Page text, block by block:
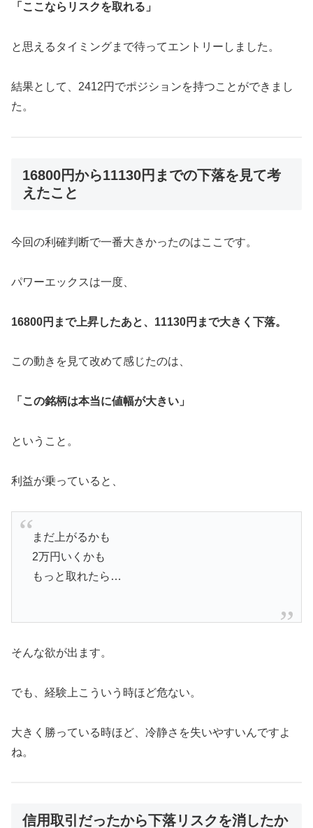
「ここならリスクを取れる」
と思えるタイミングまで待ってエントリーしました。
結果として、2412円でポジションを持つことができまし
た。
16800円から11130円までの下落を見て考
えたこと
今回の利確判断で一番大きかったのはここです。
パワーエックスは一度、
16800円まで上昇したあと、11130円まで大きく下落。
この動きを見て改めて感じたのは、
「この銘柄は本当に値幅が大きい」
ということ。
利益が乗っていると、
まだ上がるかも
2万円いくかも
もっと取れたら…
そんな欲が出ます。
でも、経験上こういう時ほど危ない。
大きく勝っている時ほど、冷静さを失いやすいんですよ
ね。
信用取引だったから下落リスクを消したか